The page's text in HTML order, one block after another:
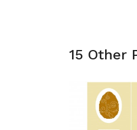
15 Other